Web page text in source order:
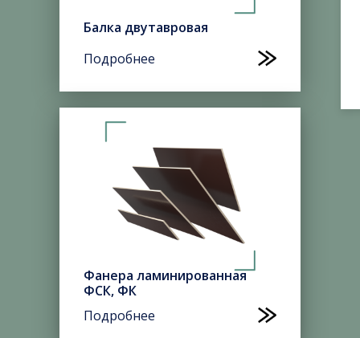
Балка двутавровая
Подробнее
Фанера ламинированная
ФСК, ФК
Подробнее